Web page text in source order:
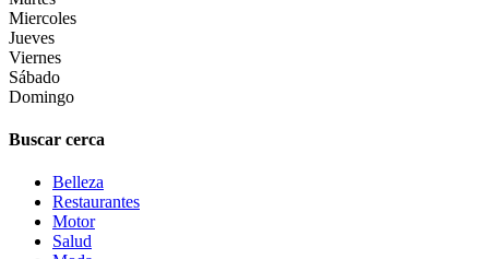
Miercoles
Jueves
Viernes
Sábado
Domingo
Buscar cerca
Belleza
Restaurantes
Motor
Salud